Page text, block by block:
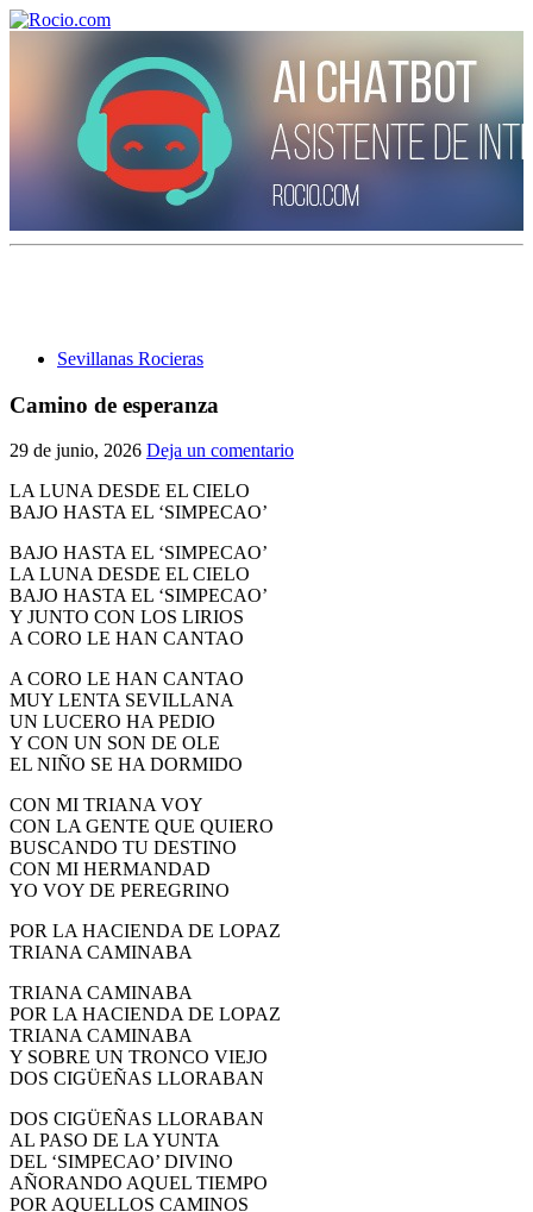
Sevillanas Rocieras
Camino de esperanza
29 de junio, 2026 Deja un comentario
LA LUNA DESDE EL CIELO
BAJO HASTA EL ‘SIMPECAO’
BAJO HASTA EL ‘SIMPECAO’
LA LUNA DESDE EL CIELO
BAJO HASTA EL ‘SIMPECAO’
Y JUNTO CON LOS LIRIOS
A CORO LE HAN CANTAO
A CORO LE HAN CANTAO
MUY LENTA SEVILLANA
UN LUCERO HA PEDIO
Y CON UN SON DE OLE
EL NIÑO SE HA DORMIDO
CON MI TRIANA VOY
CON LA GENTE QUE QUIERO
BUSCANDO TU DESTINO
CON MI HERMANDAD
YO VOY DE PEREGRINO
POR LA HACIENDA DE LOPAZ
TRIANA CAMINABA
TRIANA CAMINABA
POR LA HACIENDA DE LOPAZ
TRIANA CAMINABA
Y SOBRE UN TRONCO VIEJO
DOS CIGÜEÑAS LLORABAN
DOS CIGÜEÑAS LLORABAN
AL PASO DE LA YUNTA
DEL ‘SIMPECAO’ DIVINO
AÑORANDO AQUEL TIEMPO
POR AQUELLOS CAMINOS
¿Cuándo se construyó la primera ermita?
El traslado cada siete años
¿Cuales son los actos principales que se celebran en el
Rocío?
En el Rocío, ¿dónde me alojo?